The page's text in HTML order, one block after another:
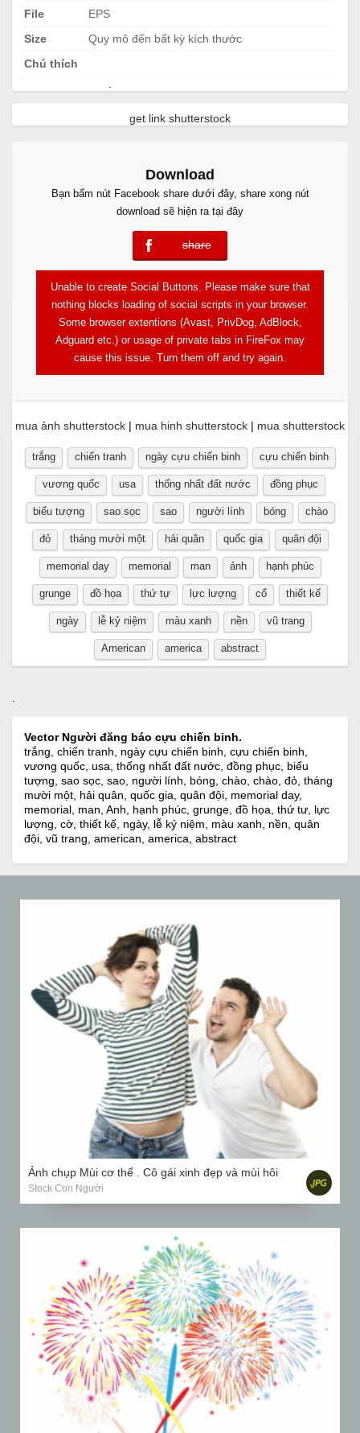
File
EPS
Size
Quy mô đến bất kỳ kích thước
Chú thích
.
get link shutterstock
Free Download
Download
Bạn bấm nút Facebook share dưới đây, share xong nút
download sẽ hiện ra tại đây
share
error
Unable to create Social Buttons. Please make sure that
nothing blocks loading of social scripts in your browser.
Some browser extentions (Avast, PrivDog, AdBlock,
Adguard etc.) or usage of private tabs in FireFox may
cause this issue. Turn them off and try again.
mua ảnh shutterstock | mua hinh shutterstock | mua shutterstock
trắng chiến tranh ngày cựu chiến binh cựu chiến binh
vương quốc usa thống nhất đất nước đồng phục
biểu tượng sao sọc sao người lính bóng chào
đỏ tháng mười một hải quân quốc gia quân đội
memorial day memorial man ảnh hạnh phúc
grunge đồ họa thứ tự lực lượng cổ thiết kế
ngày lễ kỷ niệm màu xanh nền vũ trang
American america abstract
.
Vector Người đăng báo cựu chiến binh.
trắng, chiến tranh, ngày cựu chiến binh, cựu chiến binh,
vương quốc, usa, thống nhất đất nước, đồng phục, biểu
tượng, sao sọc, sao, người lính, bóng, chào, chào, đỏ, tháng
mười một, hải quân, quốc gia, quân đội, memorial day,
memorial, man, Anh, hạnh phúc, grunge, đồ họa, thứ tư, lực
lượng, cờ, thiết kế, ngày, lễ kỷ niệm, màu xanh, nền, quân
đội, vũ trang, american, america, abstract
Ảnh chụp Mùi cơ thể . Cô gái xinh đẹp và mùi hôi
Stock Con Người